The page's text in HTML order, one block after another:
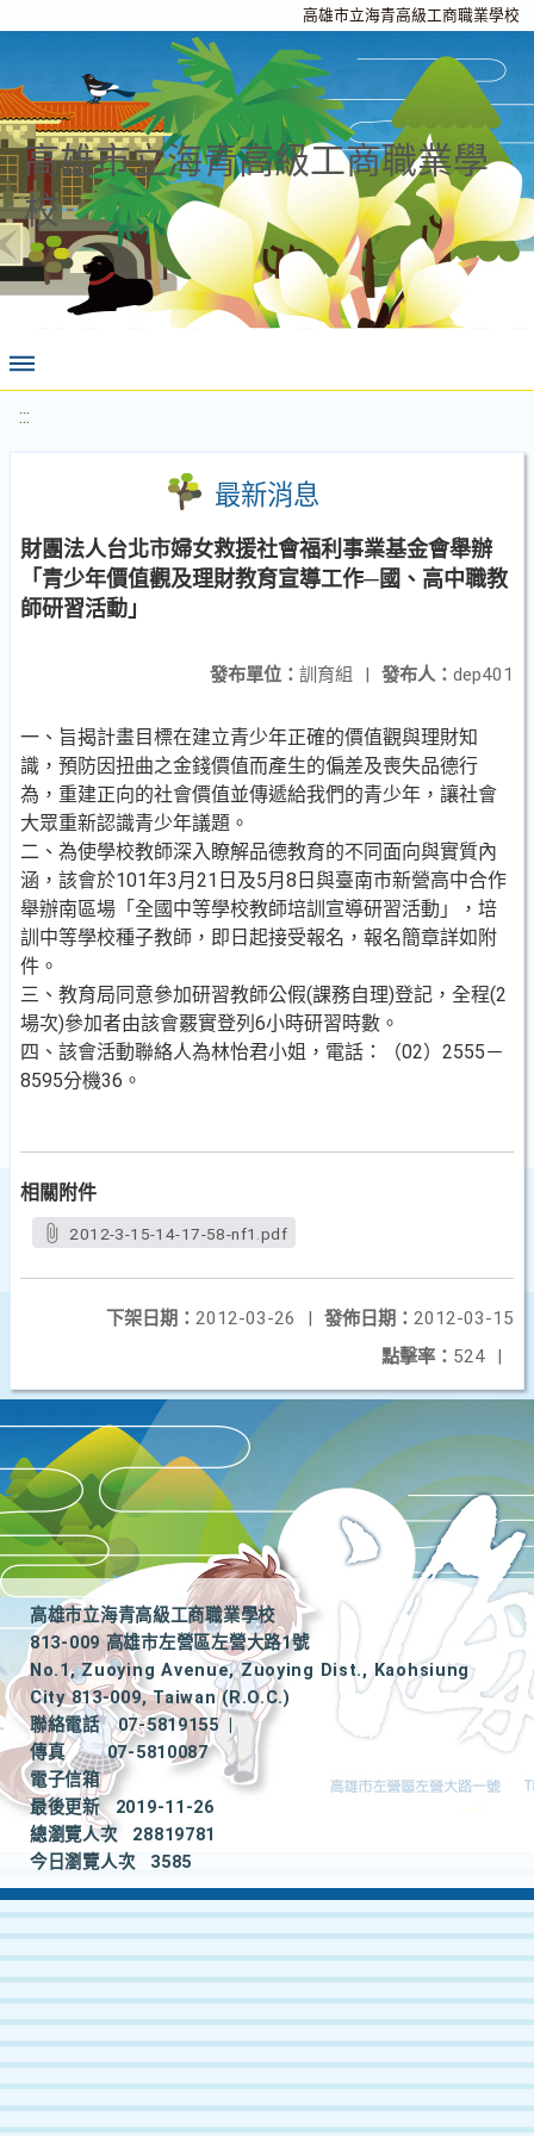
高雄市立海青高級工商職業學校
高雄市立海青高級工商職業學
校
:::
最新消息
財團法人台北市婦女救援社會福利事業基金會舉辦
「青少年價值觀及理財教育宣導工作─國、高中職教
師研習活動」
發布人： dep401
發布單位： 訓育組 |
一、旨揭計畫目標在建立青少年正確的價值觀與理財知
識，預防因扭曲之金錢價值而產生的偏差及喪失品德行
為，重建正向的社會價值並傳遞給我們的青少年，讓社會
大眾重新認識青少年議題。
二、為使學校教師深入瞭解品德教育的不同面向與實質內
涵，該會於101年3月21日及5月8日與臺南市新營高中合作
舉辦南區場「全國中等學校教師培訓宣導研習活動」，培
訓中等學校種子教師，即日起接受報名，報名簡章詳如附
件。
三、教育局同意參加研習教師公假(課務自理)登記，全程(2
場次)參加者由該會覈實登列6小時研習時數。
四、該會活動聯絡人為林怡君小姐，電話：（02）2555－
8595分機36。
相關附件
2012-3-15-14-17-58-nf1.pdf
發佈日期： 2012-03-15
下架日期： 2012-03-26
|
點擊率： 524 |
高雄市立海青高級工商職業學校
813-009 高雄市左營區左營大路1號
No.1, Zuoying Avenue, Zuoying Dist., Kaohsiung
City 813-009, Taiwan (R.O.C.)
聯絡電話
07-5819155
|
傳真
07-5810087
電子信箱
最後更新
2019-11-26
總瀏覽人次
28819781
今日瀏覽人次
3585